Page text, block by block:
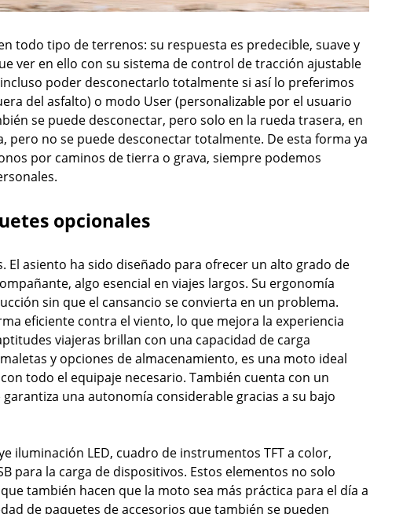
todo tipo de terrenos: su respuesta es predecible, suave y
ver en ello con su sistema de control de tracción ajustable
poder desconectarlo totalmente si así lo preferimos
del asfalto) o modo User (personalizable por el usuario
se puede desconectar, pero solo en la rueda trasera, en
pero no se puede desconectar totalmente. De esta forma ya
por caminos de tierra o grava, siempre podemos
opcionales
El asiento ha sido diseñado para ofrecer un alto grado de
algo esencial en viajes largos. Su ergonomía
sin que el cansancio se convierta en un problema.
eficiente contra el viento, lo que mejora la experiencia
viajeras brillan con una capacidad de carga
y opciones de almacenamiento, es una moto ideal
todo el equipaje necesario. También cuenta con un
una autonomía considerable gracias a su bajo
iluminación LED, cuadro de instrumentos TFT a color,
para la carga de dispositivos. Estos elementos no solo
también hacen que la moto sea más práctica para el día a
de paquetes de accesorios que también se pueden